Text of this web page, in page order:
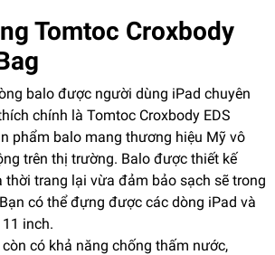
Tomtoc Croxbody
balo được người dùng iPad chuyên
chính là Tomtoc Croxbody EDS
phẩm balo mang thương hiệu Mỹ vô
trên thị trường. Balo được thiết kế
thời trang lại vừa đảm bảo sạch sẽ trong
có thể đựng được các dòng iPad và
inch.
có khả năng chống thấm nước,